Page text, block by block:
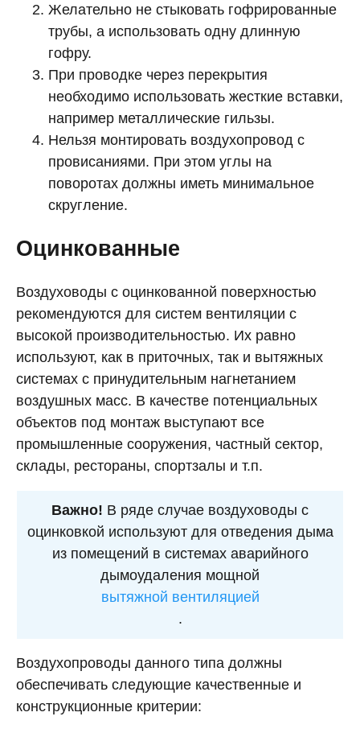
Желательно не стыковать гофрированные
трубы, а использовать одну длинную
гофру.
При проводке через перекрытия
необходимо использовать жесткие вставки,
например металлические гильзы.
Нельзя монтировать воздухопровод с
провисаниями. При этом углы на
поворотах должны иметь минимальное
скругление.
Оцинкованные
Воздуховоды с оцинкованной поверхностью
рекомендуются для систем вентиляции с
высокой производительностью. Их равно
используют, как в приточных, так и вытяжных
системах с принудительным нагнетанием
воздушных масс. В качестве потенциальных
объектов под монтаж выступают все
промышленные сооружения, частный сектор,
склады, рестораны, спортзалы и т.п.
Важно! В ряде случае воздуховоды с
оцинковкой используют для отведения дыма
из помещений в системах аварийного
дымоудаления мощной
вытяжной вентиляцией
.
Воздухопроводы данного типа должны
обеспечивать следующие качественные и
конструкционные критерии: